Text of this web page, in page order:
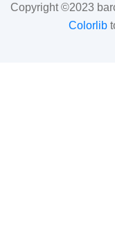
Copyright ©2023
Colorlib